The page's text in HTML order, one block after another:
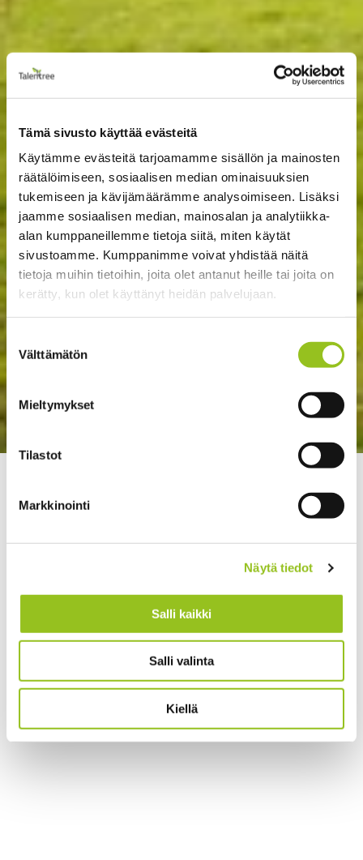
Tämä sivusto käyttää evästeitä
Käytämme evästeitä tarjoamamme sisällön ja mainosten
räätälöimiseen, sosiaalisen median ominaisuuksien
tukemiseen ja kävijämäärämme analysoimiseen. Lisäksi
jaamme sosiaalisen median, mainosalan ja analytiikka-
alan kumppaneillemme tietoja siitä, miten käytät
sivustoamme. Kumppanimme voivat yhdistää näitä
tietoja muihin tietoihin, joita olet antanut heille tai joita on
kerätty, kun olet käyttänyt heidän palvelujaan.
valinta
Välttämätön
Mieltymykset
Tilastot
Markkinointi
Näytä tiedot
Salli kaikki
Salli valinta
Kiellä
omistajastrategia on onnistuneen strategiatyön
kivijalka